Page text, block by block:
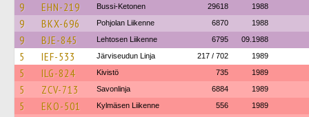
9 EHN-219 Bussi-Ketonen 29618 1988
9 BKX-696 Pohjolan Liikenne 6870 1988
9 BJE-845 Lehtosen Liikenne 6795 09.1988
5 IEF-533 Järviseudun Linja 217 / 702 1989
5 ILG-824 Kivistö 735 1989
5 ZCV-713 Savonlinja 6884 1989
5 EKO-501 Kylmäsen Liikenne 556 1989